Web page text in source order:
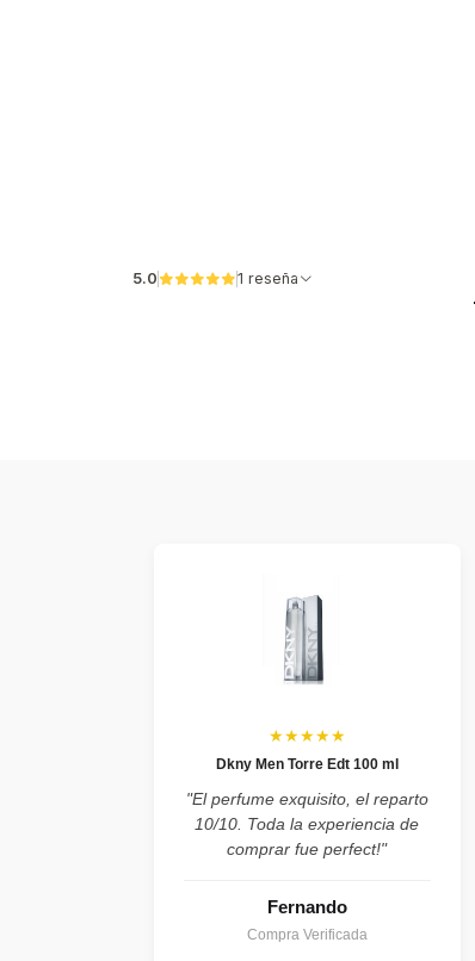
5.0 1 reseña
★★★★★
Dkny Men Torre Edt 100 ml
"El perfume exquisito, el reparto
10/10. Toda la experiencia de
comprar fue perfect!"
Fernando
Compra Verificada